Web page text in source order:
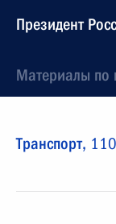
Президент
Материалы по
Транспорт,